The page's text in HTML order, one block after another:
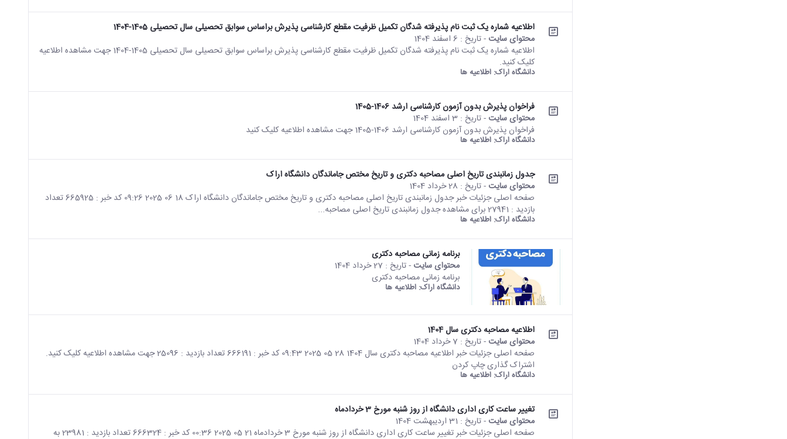
اطلاعیه شماره یک ثبت نام پذیرفته شدگان تکمیل ظرفیت مقطع کارشناسی پذیرش براساس سوابق تحصیلی سال تحصیلی 1405-1404
محتوای سایت- تاریخ : 6 اسفند 1404
اطلاعیه شماره یک ثبت نام پذیرفته شدگان تکمیل ظرفیت مقطع کارشناسی پذیرش براساس سوابق تحصیلی سال تحصیلی 1405-1404 جهت مشاهده اطلاعیه
کلیک کنید.
دانشگاه اراک: اطلاعیه ها
فراخوان پذيرش بدون آزمون كارشناسى ارشد 1406-1405
محتوای سایت- تاریخ : 3 اسفند 1404
فراخوان پذيرش بدون آزمون كارشناسى ارشد 1406-1405 جهت مشاهده اطلاعیه کلیک کنید
دانشگاه اراک: اطلاعیه ها
جدول زمانبندی تاریخ اصلی مصاحبه دکتری و تاریخ مختص جاماندگان دانشگاه اراک
محتوای سایت- تاریخ : 28 خرداد 1404
صفحه اصلی جزئیات خبر جدول زمانبندی تاریخ اصلی مصاحبه دکتری و تاریخ مختص جاماندگان دانشگاه اراک 18 06 2025 09:26 کد خبر : 665925 تعداد
بازدید : 27941 برای مشاهده جدول زمانبندی تاریخ اصلی مصاحبه...
دانشگاه اراک: اطلاعیه ها
برنامه زمانی مصاحبه دکتری
محتوای سایت- تاریخ : 27 خرداد 1404
برنامه زمانی مصاحبه دکتری
دانشگاه اراک: اطلاعیه ها
اطلاعیه مصاحبه دکتری سال 1404
محتوای سایت- تاریخ : 7 خرداد 1404
صفحه اصلی جزئیات خبر اطلاعیه مصاحبه دکتری سال 1404 28 05 2025 09:43 کد خبر : 666191 تعداد بازدید : 25096 جهت مشاهده اطلاعیه کلیک کنید.
اشتراک گذاری چاپ کردن
دانشگاه اراک: اطلاعیه ها
تغییر ساعت کاری اداری دانشگاه از روز شنبه مورخ 3 خردادماه
محتوای سایت- تاریخ : 31 اردیبهشت 1404
صفحه اصلی جزئیات خبر تغییر ساعت کاری اداری دانشگاه از روز شنبه مورخ 3 خردادماه 21 05 2025 00:36 کد خبر : 666324 تعداد بازدید : 23981 به